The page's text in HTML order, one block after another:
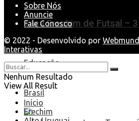
Taça Erechim de Futsal –
Educação
Brasil
Sobre Nós
Anuncie
Fale Conosco
© 2022 - Desenvolvido por
Interativas
Nenhum Resultado
View All Result
Início
Erechim